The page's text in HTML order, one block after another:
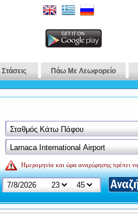
Στάσεις Πάω Με Λεωφορείο
Ημερομηνία και ώρα αναχώρησης πρέπει να